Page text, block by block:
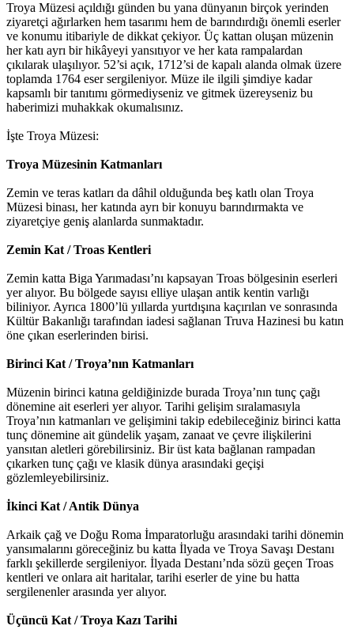
Troya Müzesi açıldığı günden bu yana dünyanın birçok yerinden
ziyaretçi ağırlarken hem tasarımı hem de barındırdığı önemli eserler
ve konumu itibariyle de dikkat çekiyor. Üç kattan oluşan müzenin
her katı ayrı bir hikâyeyi yansıtıyor ve her kata rampalardan
çıkılarak ulaşılıyor. 52’si açık, 1712’si de kapalı alanda olmak üzere
toplamda 1764 eser sergileniyor. Müze ile ilgili şimdiye kadar
kapsamlı bir tanıtımı görmediyseniz ve gitmek üzereyseniz bu
haberimizi muhakkak okumalısınız.
İşte Troya Müzesi:
Troya Müzesinin Katmanları
Zemin ve teras katları da dâhil olduğunda beş katlı olan Troya
Müzesi binası, her katında ayrı bir konuyu barındırmakta ve
ziyaretçiye geniş alanlarda sunmaktadır.
Zemin Kat / Troas Kentleri
Zemin katta Biga Yarımadası’nı kapsayan Troas bölgesinin eserleri
yer alıyor. Bu bölgede sayısı elliye ulaşan antik kentin varlığı
biliniyor. Ayrıca 1800’lü yıllarda yurtdışına kaçırılan ve sonrasında
Kültür Bakanlığı tarafından iadesi sağlanan Truva Hazinesi bu katın
öne çıkan eserlerinden birisi.
Birinci Kat / Troya’nın Katmanları
Müzenin birinci katına geldiğinizde burada Troya’nın tunç çağı
dönemine ait eserleri yer alıyor. Tarihi gelişim sıralamasıyla
Troya’nın katmanları ve gelişimini takip edebileceğiniz birinci katta
tunç dönemine ait gündelik yaşam, zanaat ve çevre ilişkilerini
yansıtan aletleri görebilirsiniz. Bir üst kata bağlanan rampadan
çıkarken tunç çağı ve klasik dünya arasındaki geçişi
gözlemleyebilirsiniz.
İkinci Kat / Antik Dünya
Arkaik çağ ve Doğu Roma İmparatorluğu arasındaki tarihi dönemin
yansımalarını göreceğiniz bu katta İlyada ve Troya Savaşı Destanı
farklı şekillerde sergileniyor. İlyada Destanı’nda sözü geçen Troas
kentleri ve onlara ait haritalar, tarihi eserler de yine bu hatta
sergilenenler arasında yer alıyor.
Üçüncü Kat / Troya Kazı Tarihi